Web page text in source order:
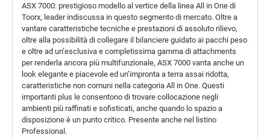
ASX 7000: prestigioso modello al vertice della linea All in One di
Toorx, leader indiscussa in questo segmento di mercato. Oltre a
vantare caratteristiche tecniche e prestazioni di assoluto rilievo,
oltre alla possibilità di collegare il bilanciere guidato ai pacchi peso
e oltre ad un’esclusiva e completissima gamma di attachments
per renderla ancora più multifunzionale, ASX 7000 vanta anche un
look elegante e piacevole ed un’impronta a terra assai ridotta,
caratteristiche non comuni nella categoria All in One. Questi
importanti plus le consentono di trovare collocazione negli
ambienti più raffinati e sofisticati, anche quando lo spazio a
disposizione è un punto critico. Presente anche nel listino
Professional.